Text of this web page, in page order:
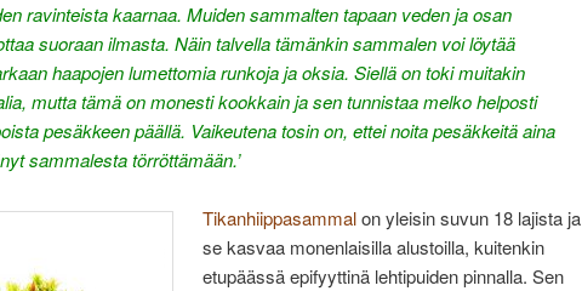
ravinteista kaarnaa. Muiden sammalten tapaan veden ja osan
suoraan ilmasta. Näin talvella tämänkin sammalen voi löytää
haapojen lumettomia runkoja ja oksia. Siellä on toki muitakin
mutta tämä on monesti kookkain ja sen tunnistaa melko helposti
pesäkkeen päällä. Vaikeutena tosin on, ettei noita pesäkkeitä aina
sammalesta törröttämään.’
Tikanhiippasammalon yleisin suvun 18 lajista ja
se kasvaa monenlaisilla alustoilla, kuitenkin
etupäässä epifyyttinä lehtipuiden pinnalla. Sen